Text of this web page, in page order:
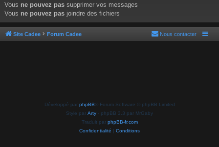
Vous ne pouvez pas supprimer vos messages
Vous ne pouvez pas joindre des fichiers
Site Cadee Forum Cadee Nous contacter
Développé par phpBB® Forum Software © phpBB Limited
Style par Arty - phpBB 3.3 par MrGaby
Traduit par phpBB-fr.com
Confidentialité | Conditions